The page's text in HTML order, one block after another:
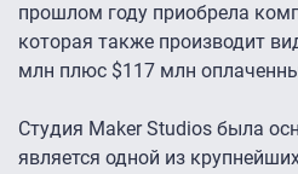
прошлом году приобрела
которая также производит
млн плюс $117 млн
Студия Maker Studios была
является одной из